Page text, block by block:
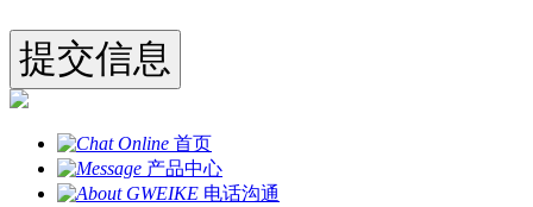
首页
产品中心
电话沟通